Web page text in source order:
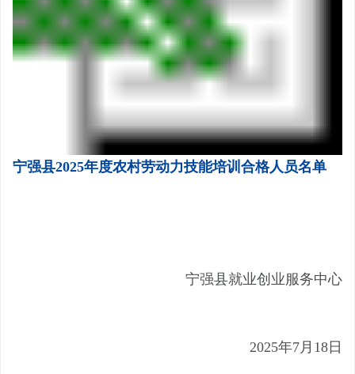
宁强县2025年度农村劳动力技能培训合格人员名单
宁强县就业创业服务中心
2025年7月18日